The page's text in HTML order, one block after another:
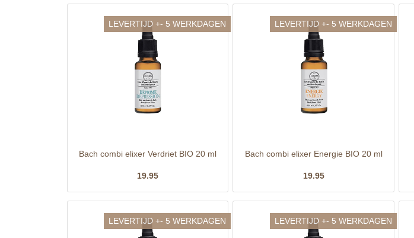
LEVERTIJD +- 5 WERKDAGEN
Bach combi elixer Verdriet BIO 20 ml
19.95
LEVERTIJD +- 5 WERKDAGEN
Bach combi elixer Energie BIO 20 ml
19.95
LEVERTIJD +- 5 WERKDAGEN LEVERTIJD +- 5 WERKDAGEN